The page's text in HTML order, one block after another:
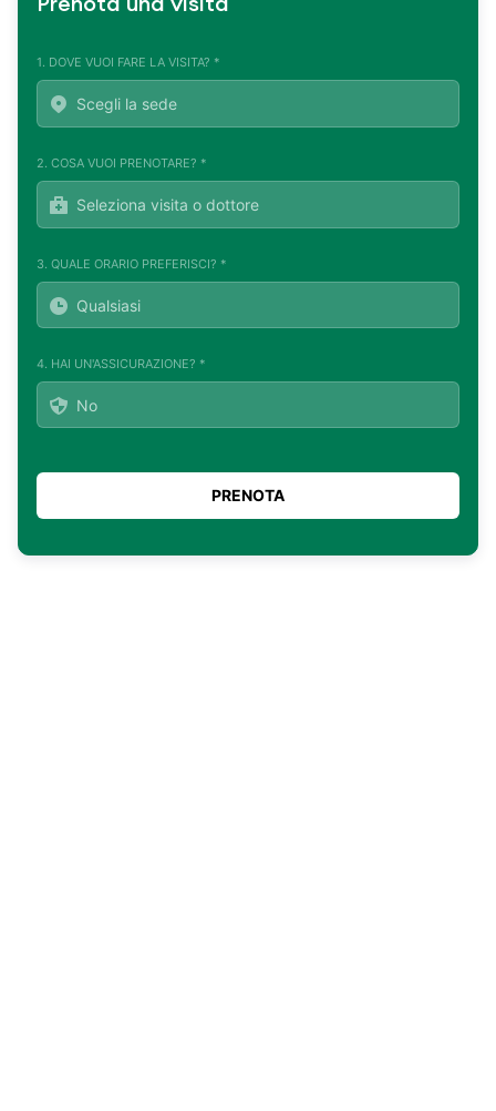
1. DOVE VUOI FARE LA VISITA? *
2. COSA VUOI PRENOTARE? *
3. QUALE ORARIO PREFERISCI? *
4. HAI UN'ASSICURAZIONE? *